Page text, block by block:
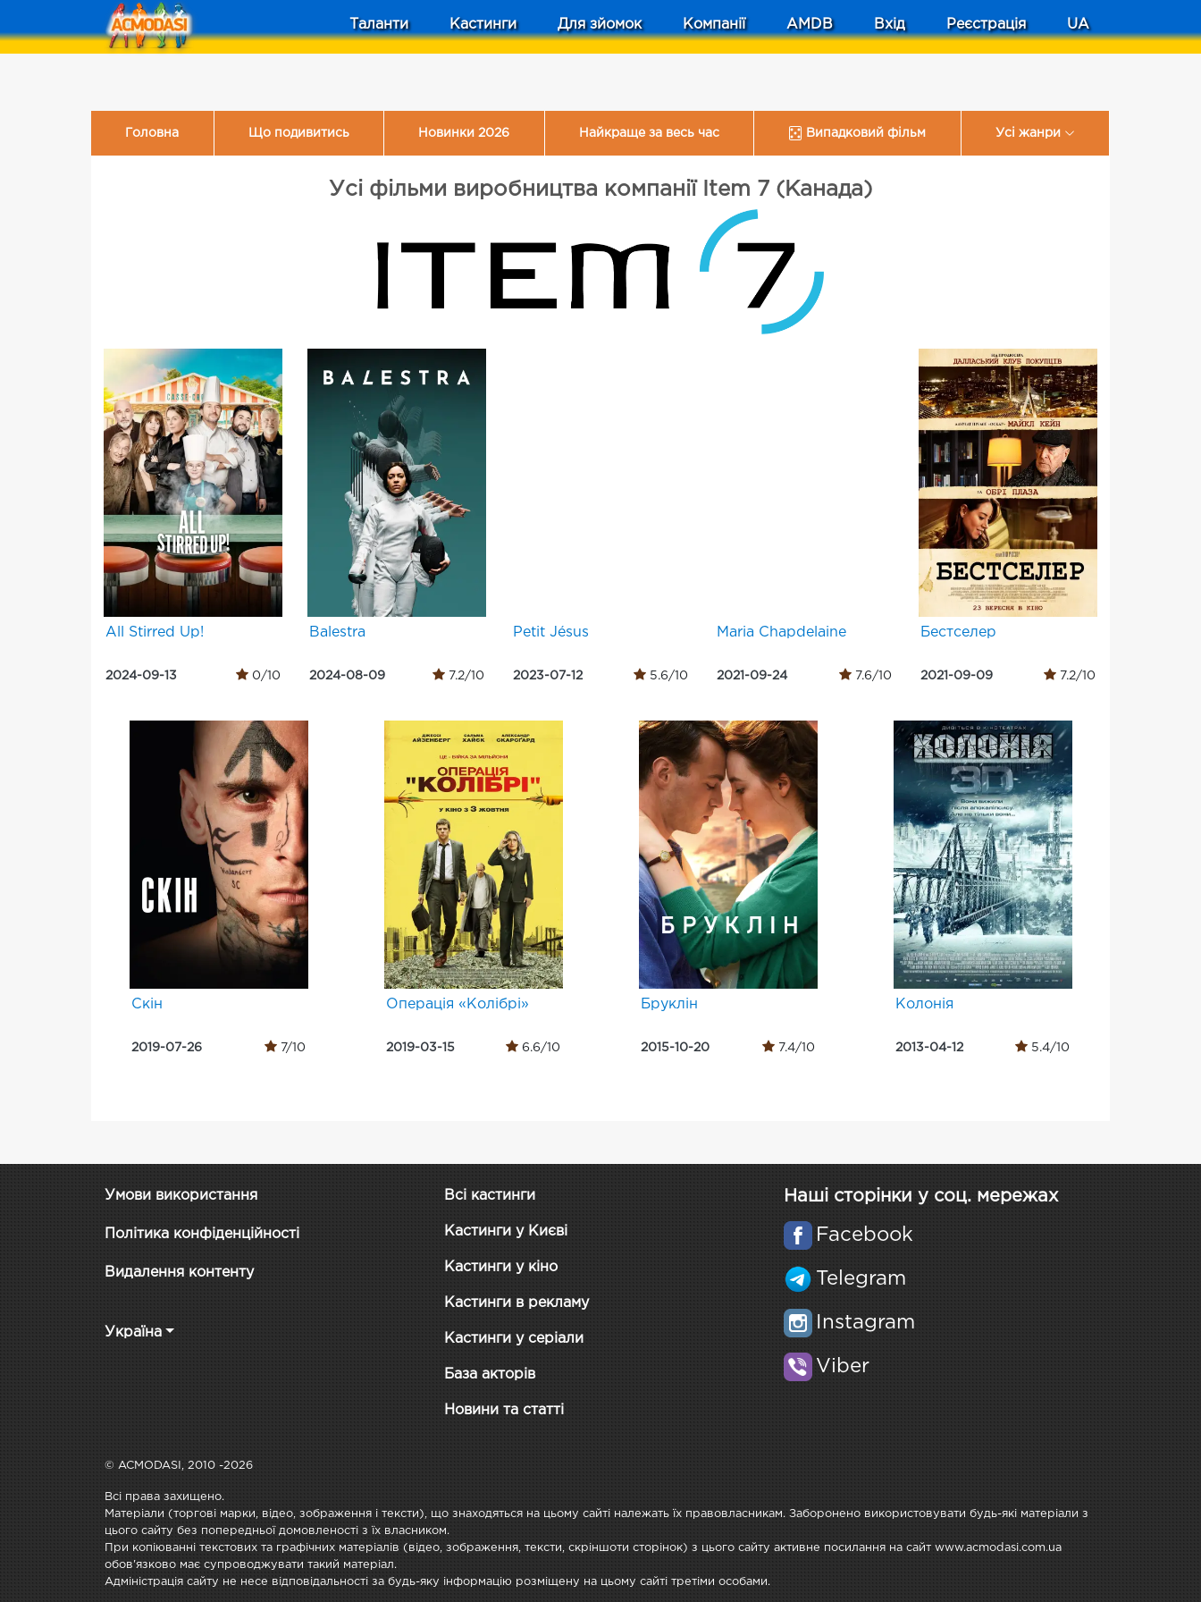
Таланти Кастинги Для зйомок Компанії AMDB Вхід Реєстрація UA
Головна Що подивитись Новинки 2026 Найкраще за весь час Випадковий фільм Усі жанри
Усі фільми виробництва компанії Item 7 (Канада)
All Stirred Up!
2024-09-13 0/10
Balestra
2024-08-09 7.2/10
Petit Jésus
2023-07-12 5.6/10
Maria Chapdelaine
2021-09-24 7.6/10
Бестселер
2021-09-09 7.2/10
Скін
2019-07-26 7/10
Операція «Колібрі»
2019-03-15 6.6/10
Бруклін
2015-10-20 7.4/10
Колонія
2013-04-12 5.4/10
Умови використання
Політика конфіденційності
Видалення контенту
Україна
Всі кастинги
Кастинги у Києві
Кастинги у кіно
Кастинги в рекламу
Кастинги у серіали
База акторів
Новини та статті
Наші сторінки у соц. мережах
Facebook
Telegram
Instagram
Viber
© ACMODASI, 2010 -2026
Всі права захищено.
Матеріали (торгові марки, відео, зображення і тексти), що знаходяться на цьому сайті належать їх правовласникам. Заборонено використовувати будь-які матеріали з
цього сайту без попередньої домовленості з їх власником.
При копіюванні текстових та графічних матеріалів (відео, зображення, тексти, скріншоти сторінок) з цього сайту активне посилання на сайт www.acmodasi.com.ua
обов'язково має супроводжувати такий матеріал.
Адміністрація сайту не несе відповідальності за будь-яку інформацію розміщену на цьому сайті третіми особами.